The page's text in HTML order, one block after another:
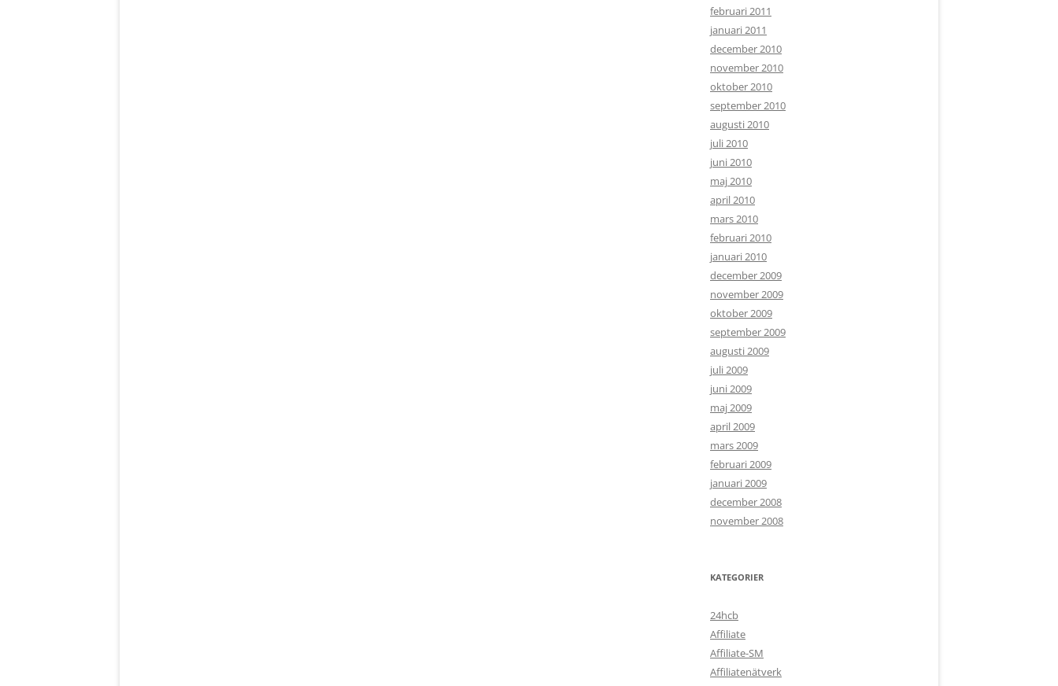
februari 2011
januari 2011
december 2010
november 2010
oktober 2010
september 2010
augusti 2010
juli 2010
juni 2010
maj 2010
april 2010
mars 2010
februari 2010
januari 2010
december 2009
november 2009
oktober 2009
september 2009
augusti 2009
juli 2009
juni 2009
maj 2009
april 2009
mars 2009
februari 2009
januari 2009
december 2008
november 2008
KATEGORIER
24hcb
Affiliate
Affiliate-SM
Affiliatenätverk